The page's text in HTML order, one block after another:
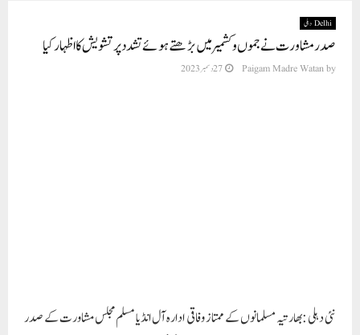
Delhi دہلی
صدرمشاورت نے جموں و کشمیر میں بڑھتے ہوئے تشدد پر تشویش کا اظہار کیا
by
Paigam Madre Watan 27 دسمبر 2023
ریاست کی تقسیم کے بعد بھی شورش زدہ جموں و کشمیر میں امن اور معمولات کو بحال